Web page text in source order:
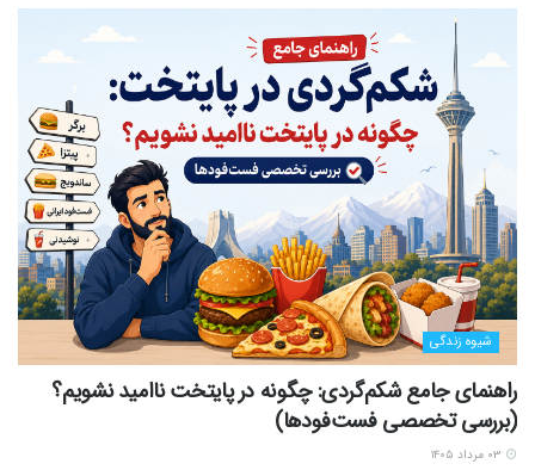
شیوه زندگی
راهنمای جامع شکم‌گردی: چگونه در پایتخت ناامید نشویم؟
(بررسی تخصصی فست‌فودها)